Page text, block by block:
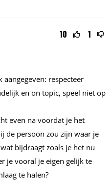
10 1
respecteer
en on topic, speel niet op
even na voordat je het
de persoon zou zijn waar je
bijdraagt zoals je het nu
je vooral je eigen gelijk te
te halen?